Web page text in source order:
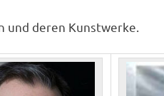
und deren Kunstwerke.